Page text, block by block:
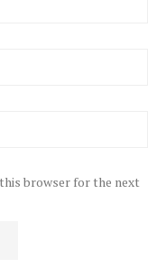
this browser for the next